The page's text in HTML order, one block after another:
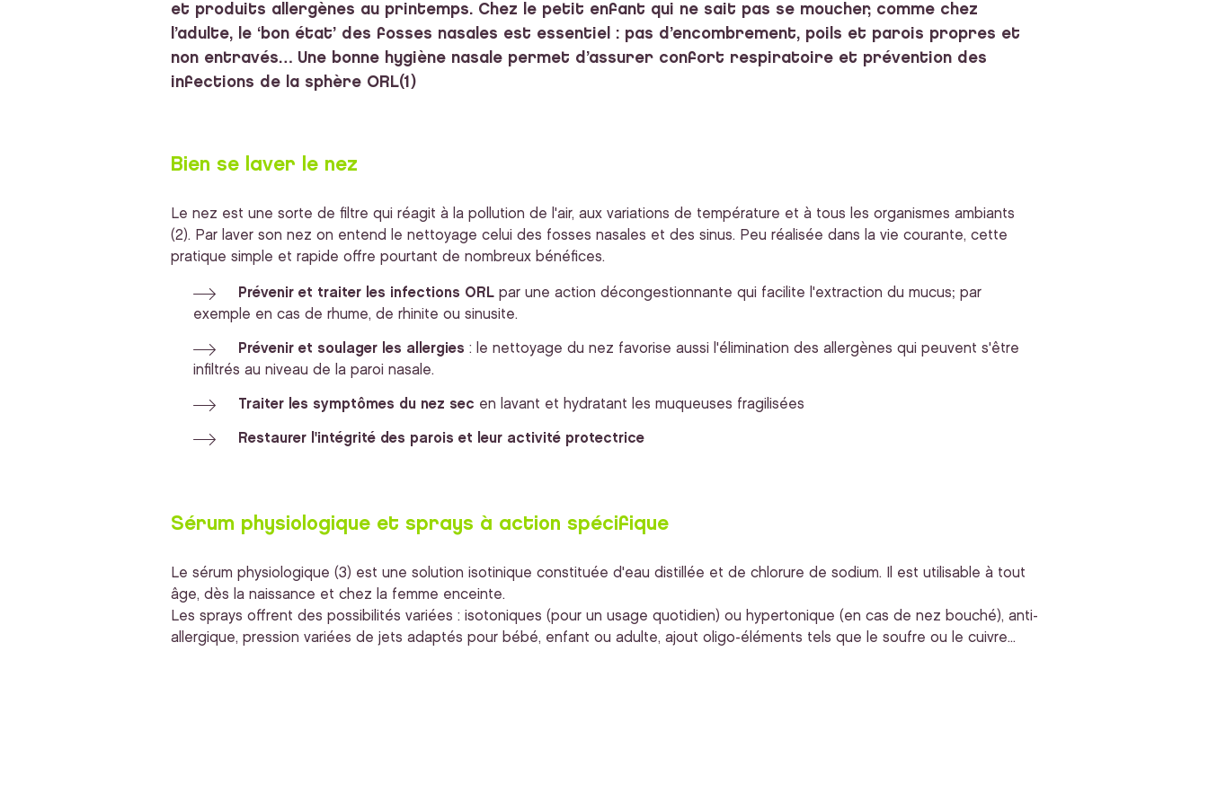
et produits allergènes au printemps. Chez le petit enfant qui ne sait pas se moucher, comme chez
l’adulte, le ‘bon état’ des fosses nasales est essentiel : pas d’encombrement, poils et parois propres et
non entravés… Une bonne hygiène nasale permet d’assurer confort respiratoire et prévention des
infections de la sphère ORL(1)
Bien se laver le nez
Le nez est une sorte de filtre qui réagit à la pollution de l'air, aux variations de température et à tous les organismes ambiants
(2). Par laver son nez on entend le nettoyage celui des fosses nasales et des sinus. Peu réalisée dans la vie courante, cette
pratique simple et rapide offre pourtant de nombreux bénéfices.
Prévenir et traiter les infections ORL par une action décongestionnante qui facilite l'extraction du mucus; par
exemple en cas de rhume, de rhinite ou sinusite.
Prévenir et soulager les allergies : le nettoyage du nez favorise aussi l'élimination des allergènes qui peuvent s'être
infiltrés au niveau de la paroi nasale.
Traiter les symptômes du nez sec en lavant et hydratant les muqueuses fragilisées
Restaurer l'intégrité des parois et leur activité protectrice
Sérum physiologique et sprays à action spécifique
Le sérum physiologique (3) est une solution isotinique constituée d'eau distillée et de chlorure de sodium. Il est utilisable à tout
âge, dès la naissance et chez la femme enceinte.
Les sprays offrent des possibilités variées : isotoniques (pour un usage quotidien) ou hypertonique (en cas de nez bouché), anti-
allergique, pression variées de jets adaptés pour bébé, enfant ou adulte, ajout oligo-éléments tels que le soufre ou le cuivre...